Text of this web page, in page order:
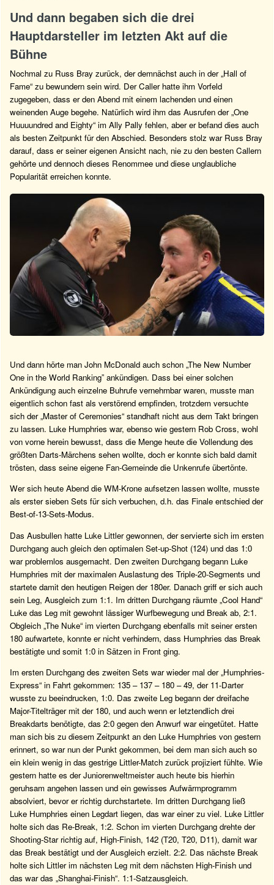
Und dann begaben sich die drei
Hauptdarsteller im letzten Akt auf die
Bühne
Nochmal zu Russ Bray zurück, der demnächst auch in der „Hall of
Fame“ zu bewundern sein wird. Der Caller hatte ihm Vorfeld
zugegeben, dass er den Abend mit einem lachenden und einen
weinenden Auge begehe. Natürlich wird ihm das Ausrufen der „One
Huuuundred and Eighty“ im Ally Pally fehlen, aber er befand dies auch
als besten Zeitpunkt für den Abschied. Besonders stolz war Russ Bray
darauf, dass er seiner eigenen Ansicht nach, nie zu den besten Callern
gehörte und dennoch dieses Renommee und diese unglaubliche
Popularität erreichen konnte.
Und dann hörte man John McDonald auch schon „The New Number
One in the World Ranking” ankündigen. Dass bei einer solchen
Ankündigung auch einzelne Buhrufe vernehmbar waren, musste man
eigentlich schon fast als verstörend empfinden, trotzdem versuchte
sich der „Master of Ceremonies“ standhaft nicht aus dem Takt bringen
zu lassen. Luke Humphries war, ebenso wie gestern Rob Cross, wohl
von vorne herein bewusst, dass die Menge heute die Vollendung des
größten Darts-Märchens sehen wollte, doch er konnte sich bald damit
trösten, dass seine eigene Fan-Gemeinde die Unkenrufe übertönte.
Wer sich heute Abend die WM-Krone aufsetzen lassen wollte, musste
als erster sieben Sets für sich verbuchen, d.h. das Finale entschied der
Best-of-13-Sets-Modus.
Das Ausbullen hatte Luke Littler gewonnen, der servierte sich im ersten
Durchgang auch gleich den optimalen Set-up-Shot (124) und das 1:0
war problemlos ausgemacht. Den zweiten Durchgang begann Luke
Humphries mit der maximalen Auslastung des Triple-20-Segments und
startete damit den heutigen Reigen der 180er. Danach griff er sich auch
sein Leg, Ausgleich zum 1:1. Im dritten Durchgang räumte „Cool Hand“
Luke das Leg mit gewohnt lässiger Wurfbewegung und Break ab, 2:1.
Obgleich „The Nuke“ im vierten Durchgang ebenfalls mit seiner ersten
180 aufwartete, konnte er nicht verhindern, dass Humphries das Break
bestätigte und somit 1:0 in Sätzen in Front ging.
Im ersten Durchgang des zweiten Sets war wieder mal der „Humphries-
Express“ in Fahrt gekommen: 135 – 137 – 180 – 49, der 11-Darter
wusste zu beeindrucken, 1:0. Das zweite Leg begann der dreifache
Major-Titelträger mit der 180, und auch wenn er letztendlich drei
Breakdarts benötigte, das 2:0 gegen den Anwurf war eingetütet. Hatte
man sich bis zu diesem Zeitpunkt an den Luke Humphries von gestern
erinnert, so war nun der Punkt gekommen, bei dem man sich auch so
ein klein wenig in das gestrige Littler-Match zurück projiziert fühlte. Wie
gestern hatte es der Juniorenweltmeister auch heute bis hierhin
geruhsam angehen lassen und ein gewisses Aufwärmprogramm
absolviert, bevor er richtig durchstartete. Im dritten Durchgang ließ
Luke Humphries einen Legdart liegen, das war einer zu viel. Luke Littler
holte sich das Re-Break, 1:2. Schon im vierten Durchgang drehte der
Shooting-Star richtig auf, High-Finish, 142 (T20, T20, D11), damit war
das Break bestätigt und der Ausgleich erzielt. 2:2. Das nächste Break
holte sich Littler im nächsten Leg mit dem nächsten High-Finish und
das war das „Shanghai-Finish“. 1:1-Satzausgleich.